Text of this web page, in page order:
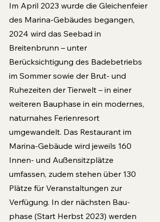
Im April 2023 wurde die Gleichenfeier
des Mari­na-Gebäudes begangen,
2024 wird das Seebad in
Breitenbrunn – unter
Berücksichtigung des Badebetriebs
im Sommer sowie der Brut- und
Ruhezeiten der Tierwelt – in einer
weiteren Bau­phase in ein modernes,
naturnahes Ferienresort
umgewandelt. Das Restaurant im
Marina-Gebäude wird jeweils 160
Innen- und Außensitzplätze
umfassen, zudem stehen über 130
Plätze für Veran­staltungen zur
Verfügung. In der nächsten Bau­
phase (Start Herbst 2023) werden